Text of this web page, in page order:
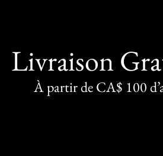
Livraison
À partir de CA$ 100